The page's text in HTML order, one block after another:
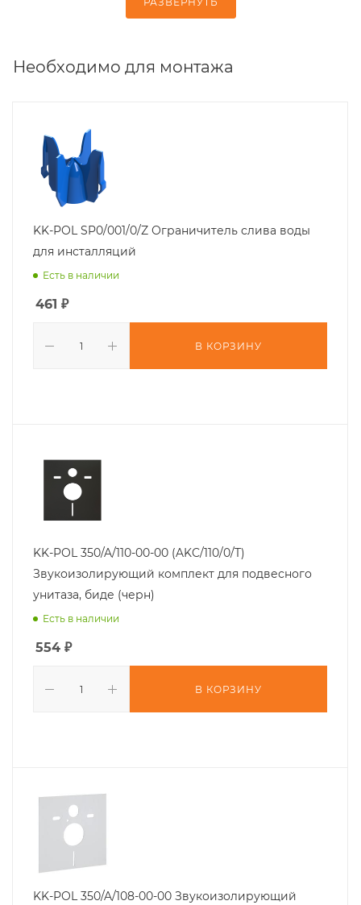
Необходимо для монтажа
KK-POL SP0/001/0/Z Ограничитель слива воды
для инсталляций
Есть в наличии
461 ₽
В КОРЗИНУ
KK-POL 350/A/110-00-00 (AKC/110/0/T)
Звукоизолирующий комплект для подвесного
унитаза, биде (черн)
Есть в наличии
554 ₽
В КОРЗИНУ
KK-POL 350/A/108-00-00 Звукоизолирующий